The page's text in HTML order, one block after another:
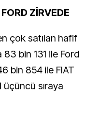
ZİRVEDE
çok satılan hafif
83 bin 131 ile Ford
bin 854 ile FIAT
üçüncü sıraya